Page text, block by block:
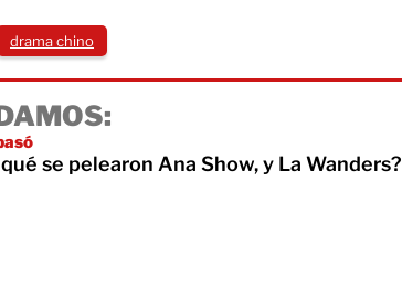
drama chino
se pelearon Ana Show, y La Wanders?